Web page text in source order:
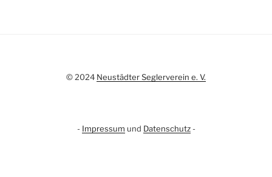
© 2024 Neustädter Seglerverein e. V.
- Impressum und Datenschutz-